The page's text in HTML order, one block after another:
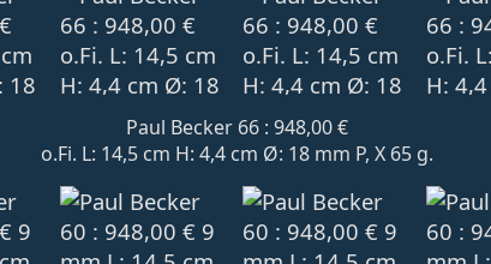
Paul Becker 66 : 948,00 €
o.Fi. L: 14,5 cm H: 4,4 cm Ø: 18 mm P, X 65 g.